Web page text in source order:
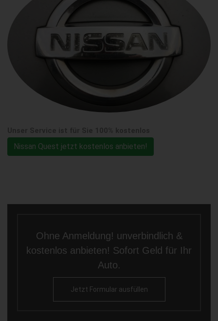
Nissan Quest jetzt kostenlos anbieten!
Ohne Anmeldung! unverbindlich &
kostenlos anbieten! Sofort Geld für Ihr
Auto.
Jetzt Formular ausfüllen